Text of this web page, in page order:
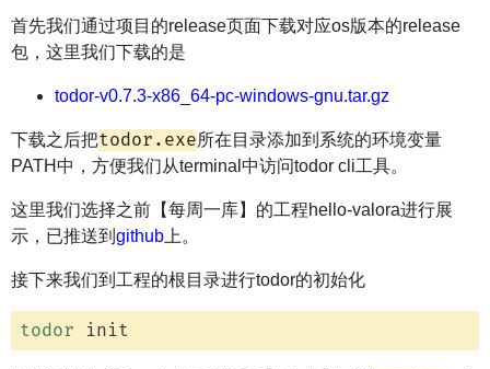
首先我们通过项目的release页面下载对应os版本的release
包，这里我们下载的是
todor-v0.7.3-x86_64-pc-windows-gnu.tar.gz
下载之后把todor.exe所在目录添加到系统的环境变量
PATH中，方便我们从terminal中访问todor cli工具。
这里我们选择之前【每周一库】的工程hello-valora进行展
示，已推送到 github 上。
接下来我们到工程的根目录进行todor的初始化
todor